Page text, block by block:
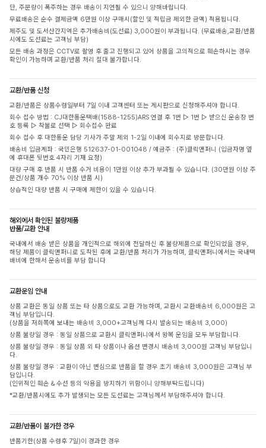
단, 주문량이 폭주하는 경우 배송이 지연될 수 있으니 양해바랍니다.
무료배송은 순수 결제금액 6만원 이상 구매시(할인 및 적립금 제외한 금액) 적용됩니다.
제주도 및 도서산간지역은 추가배송비(도선료) 3,000원이 부과됩니다. (무료배송,교환/반품
시에도 도선료는 고객님 부담)
모든 배송 과정은 CCTV로 촬영 후 출고 진행되고 있어 상품을 고의적으로 훼손하시는 경우
확인이 가능하며 교환/반품 처리 절대 불가합니다.
교환/반품 신청
교환/반품은 상품수령일부터 7일 이내 고객센터 또는 게시판으로 신청해주셔야 합니다.
회수 접수 방법 : CJ대한통운택배(1588-1255)ARS 연결 후 1번 ▷ 1번 ▷ 받으신 운송장 번
호 등록 ▷ 착불로 선택 ▷ 회수접수 완료
회수 접수 후 대한통운 담당 기사가 주말 제외 1-2일 이내에 회수지로 방문합니다.
배송비 입금계좌 : 국민은행 512637-01-001048 / 예금주 : (주)클릭앤퍼니 (입금자명 옆
에 휴대폰 뒷번호 4자리 기재 요청)
대량 구매 후 반품 시 반품 수거 비용이 1만원 이상 추가 부과될 수 있습니다. (30만원 이상 주
문건/상품 개수 70% 이상 반품 시)
상습적인 대량 반품 시 구매에 제한이 있을 수 있습니다.
해외에서 확인된 불량제품
반품/교환 안내
국내에서 배송 받은 상품을 개인적으로 해외에 전달하신 후 불량제품으로 확인되었을 경우,
해당 제품이 클릭앤퍼니로 도착된 후에 교환/반품 처리가 가능하며, 클릭앤퍼니에서는 국내택
배비에 한해서 운송비를 부담 합니다
교환운임 안내
상품 교환은 동일 상품 또는 타 상품으로도 교환 가능하며, 교환시 교환배송비 6,000원은 고
객님 부담입니다.
(상품을 저희쪽에 보내는 배송비 3,000+고객님께 다시 발송되는 배송비 3,000)
상품 불량일 경우 : 동일 상품으로 교환시 클릭앤퍼니에서 왕복 운임을 모두 부담합니다.
상품 불량일 경우 : 동일 상품 외 타 상품이나 옵션 변경시 배송비 3,000원 고객님 부담입니
다.
상품 불량일 경우 : 교환이 아닌 변심으로 반품을 할 경우 초기 배송비 3,000원은 고객님 부
담입니다.
(인위적인 훼손 & 수선 등의 악용을 방지하기 위함이니 양해부탁드립니다)
*교환/반품시에도 추가 발생되는 모든 도선료는 고객님께서 부담해주셔야 합니다.
교환/반품이 불가한 경우
반품기한(상품 수령후 7일)이 경과한 경우